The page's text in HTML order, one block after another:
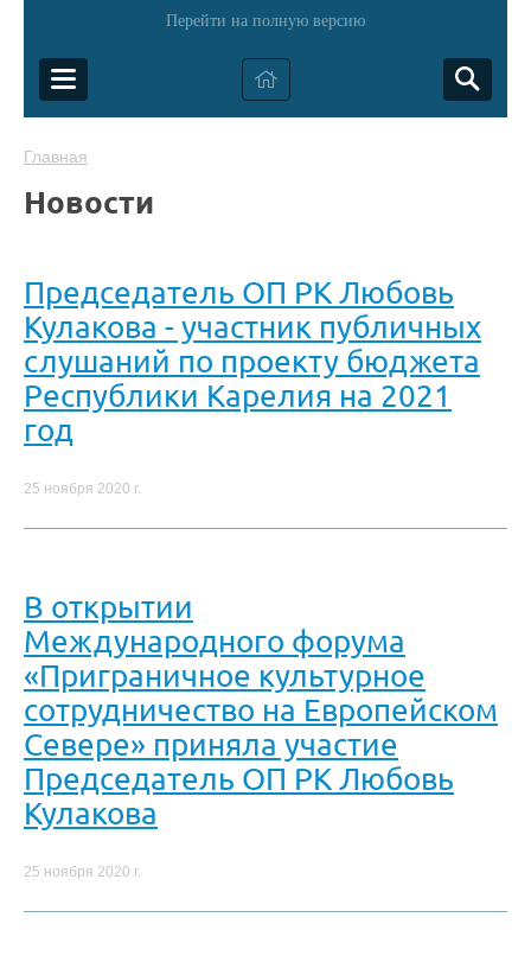
Перейти на полную версию
Главная
Новости
Председатель ОП РК Любовь
Кулакова - участник публичных
слушаний по проекту бюджета
Республики Карелия на 2021
год
25 ноября 2020 г.
В открытии
Международного форума
«Приграничное культурное
сотрудничество на Европейском
Севере» приняла участие
Председатель ОП РК Любовь
Кулакова
25 ноября 2020 г.